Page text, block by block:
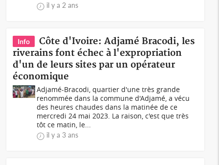
il y a 2 ans
Info
Côte d'Ivoire: Adjamé Bracodi, les
riverains font échec à l'expropriation
d'un de leurs sites par un opérateur
économique
Adjamé-Bracodi, quartier d'une très grande
renommée dans la commune d'Adjamé, a vécu
des heures chaudes dans la matinée de ce
mercredi 24 mai 2023. La raison, c'est que très
tôt ce matin, le...
il y a 3 ans